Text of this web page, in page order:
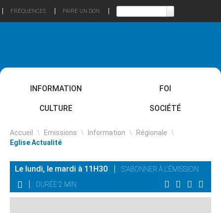
FRÉQUENCES FAIRE UN DON
INFORMATION FOI
CULTURE SOCIÉTÉ
Accueil \ Emissions \ Information \ Régionale \
Eglise Actualité
Le lundi, le mardi à 11H30
S'ABONNER À L'ÉMISSION
DURÉE 2 MIN